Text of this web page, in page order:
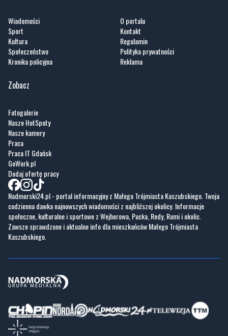
Wiadomości
Sport
Kultura
Społeczeństwo
Kronika policyjna
O portalu
Kontakt
Regulamin
Polityka prywatności
Reklama
Zobacz
Fotogalerie
Nasze HotSpoty
Nasze kamery
Praca
Praca IT Gdańsk
GoWork.pl
Dodaj ofertę pracy
Nadmorski24.pl - portal informacyjny z Małego Trójmiasta Kaszubskiego. Twoja
codzienna dawka najnowszych wiadomości z najbliższej okolicy. Informacje
społeczne, kulturalne i sportowe z Wejherowa, Pucka, Redy, Rumi i okolic.
Zawsze sprawdzone i aktualne info dla mieszkańców Małego Trójmiasta
Kaszubskiego.